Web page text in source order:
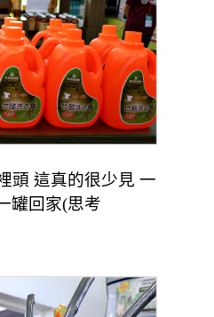
頭 這真的很少見 一
罐回家(思考